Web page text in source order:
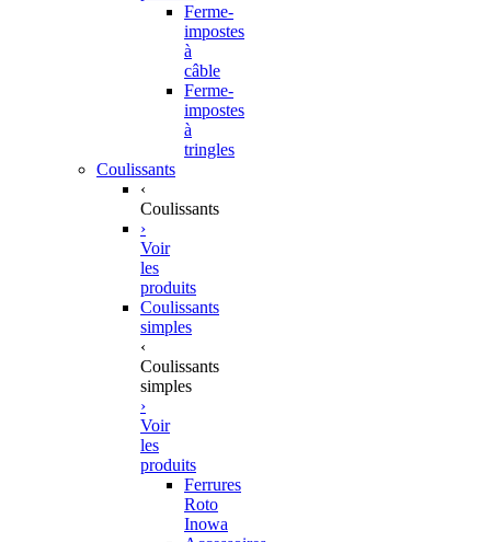
Ferme-
impostes
à
câble
Ferme-
impostes
à
tringles
Coulissants
‹
Coulissants
›
Voir
les
produits
Coulissants
simples
‹
Coulissants
simples
›
Voir
les
produits
Ferrures
Roto
Inowa